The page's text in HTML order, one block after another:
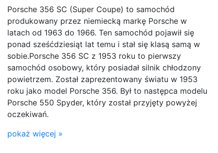
Porsche 356 SC (Super Coupe) to samochód
produkowany przez niemiecką markę Porsche w
latach od 1963 do 1966. Ten samochód pojawił się
ponad sześćdziesiąt lat temu i stał się klasą samą w
sobie.Porsche 356 SC z 1953 roku to pierwszy
samochód osobowy, który posiadał silnik chłodzony
powietrzem. Został zaprezentowany światu w 1953
roku jako model Porsche 356. Był to następca modelu
Porsche 550 Spyder, który został przyjęty powyżej
oczekiwań.
pokaż więcej »